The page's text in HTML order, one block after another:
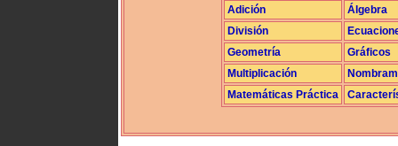
Adición
Álgebra
División
Geometría
Gráficos
Multiplicación
Matemáticas Práctica